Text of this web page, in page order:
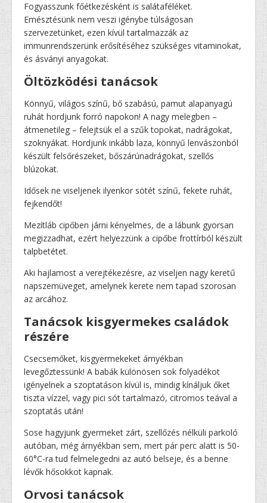
Fogyasszunk főétkezésként is salátaféléket.
Emésztésünk nem veszi igénybe túlságosan
szervezetünket, ezen kívül tartalmazzák az
immunrendszerünk erősítéséhez szükséges vitaminokat,
és ásványi anyagokat.
Öltözködési tanácsok
Könnyű, világos színű, bő szabású, pamut alapanyagú
ruhát hordjunk forró napokon! A nagy melegben –
átmenetileg – felejtsük el a szűk topokat, nadrágokat,
szoknyákat. Hordjunk inkább laza, könnyű lenvászonból
készült felsőrészeket, bőszárúnadrágokat, szellős
blúzokat.
Idősek ne viseljenek ilyenkor sötét színű, fekete ruhát,
fejkendőt!
Mezítláb cipőben járni kényelmes, de a lábunk gyorsan
megizzadhat, ezért helyezzünk a cipőbe frottírból készült
talpbetétet.
Aki hajlamost a verejtékezésre, az viseljen nagy keretű
napszemüveget, amelynek kerete nem tapad szorosan
az arcához.
Tanácsok kisgyermekes családok
részére
Csecsemőket, kisgyermekeket árnyékban
levegőztessünk! A babák különösen sok folyadékot
igényelnek a szoptatáson kívül is, mindig kínáljuk őket
tiszta vízzel, vagy pici sót tartalmazó, citromos teával a
szoptatás után!
Sose hagyjunk gyermeket zárt, szellőzés nélküli parkoló
autóban, még árnyékban sem, mert pár perc alatt is 50-
60°C-ra tud felmelegedni az autó belseje, és a benne
lévők hősokkot kapnak.
Orvosi tanácsok